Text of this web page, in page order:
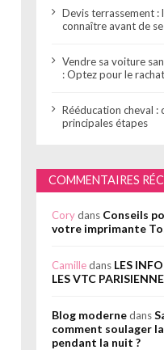
Devis terrassement :
connaître avant de
Vendre sa voiture
: Optez pour le
Rééducation cheval :
principales étapes
COMMENTAIRES
Corydans Conseils
votre imprimante
Camilledans LES
LES VTC PARISIENNE
Blog modernedans
comment soulager
pendant la nuit ?